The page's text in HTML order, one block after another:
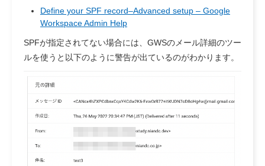
Define your SPF record–Advanced setup – Google
Workspace Admin Help
SPFが指定されてない場合には、GWSのメール詳細のツー
ルを使うと以下のように警告が出ているのがわかります。